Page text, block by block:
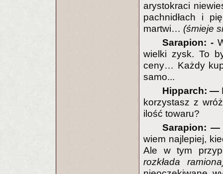
arystokraci
pachnidłach i
martwi… (śmieje
Sarapion: -
wielki zysk. To
ceny… Każdy
samo...
Hipparch: —
korzystasz z
ilość towaru?
Sarapion:
wiem najlepiej,
Ale w tym
rozkłada